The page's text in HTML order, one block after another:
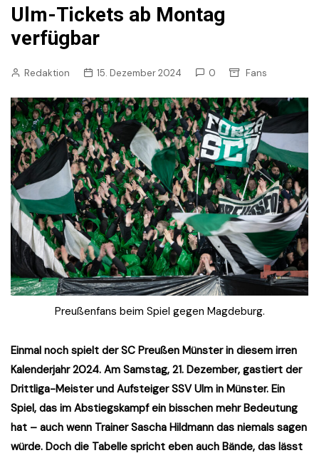
Ulm-Tickets ab Montag
verfügbar
Redaktion 15. Dezember 2024 0 Fans
Preußenfans beim Spiel gegen Magdeburg.
Einmal noch spielt der SC Preußen Münster in diesem irren
Kalenderjahr 2024. Am Samstag, 21. Dezember, gastiert der
Drittliga-Meister und Aufsteiger SSV Ulm in Münster. Ein
Spiel, das im Abstiegskampf ein bisschen mehr Bedeutung
hat – auch wenn Trainer Sascha Hildmann das niemals sagen
würde. Doch die Tabelle spricht eben auch Bände, das lässt